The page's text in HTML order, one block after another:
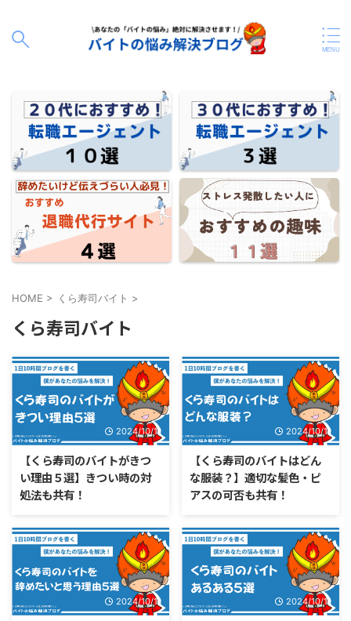
HOME > くら寿司バイト >
くら寿司バイト
2024/10/11
【くら寿司のバイトがきつ
い理由５選】きつい時の対
処法も共有！
2024/10/11
【くら寿司のバイトはどん
な服装？】適切な髪色・ピ
アスの可否も共有！
2024/10/11 2024/10/11